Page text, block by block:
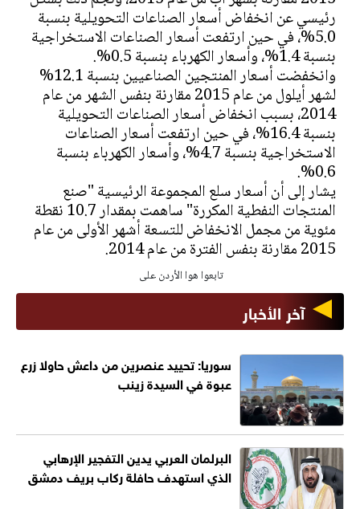
رئيسي عن انخفاض أسعار الصناعات التحويلية بنسبة
5.0%، في حين ارتفعت أسعار الصناعات الاستخراجية
بنسبة 1.4%، وأسعار الكهرباء بنسبة 0.5%.
وانخفضت أسعار المنتجين الصناعيين بنسبة 12.1%
لشهر أيلول من عام 2015 مقارنة بنفس الشهر من عام
2014، بسبب انخفاض أسعار الصناعات التحويلية
بنسبة 16.4%، في حين ارتفعت أسعار الصناعات
الاستخراجية بنسبة 4.7%، وأسعار الكهرباء بنسبة
0.6%.
يشار إلى أن أسعار سلع المجموعة الرئيسية "صنع
المنتجات النفطية المكررة" ساهمت بمقدار 10.7 نقطة
مئوية من مجمل الانخفاض للتسعة أشهر الأولى من عام
2015 مقارنة بنفس الفترة من عام 2014.
تابعوا هوا الأردن على
آخر الأخبار
سوريا: تحييد عنصرين من داعش حاولا زرع
عبوة في السيدة زينب
البرلمان العربي يدين التفجير الإرهابي
الذي استهدف حافلة ركاب بريف دمشق